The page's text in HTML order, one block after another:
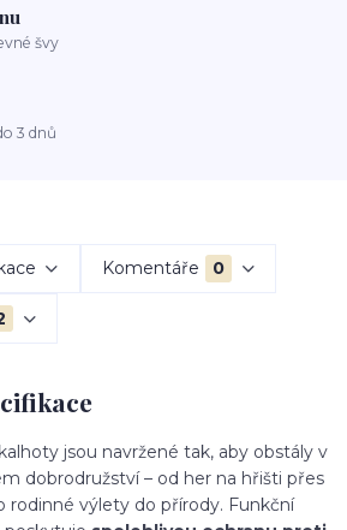
švy
3 dnů
Komentáře 0
jsou navržené tak, aby obstály v
dobrodružství – od her na hřišti přes
rodinné výlety do přírody. Funkční